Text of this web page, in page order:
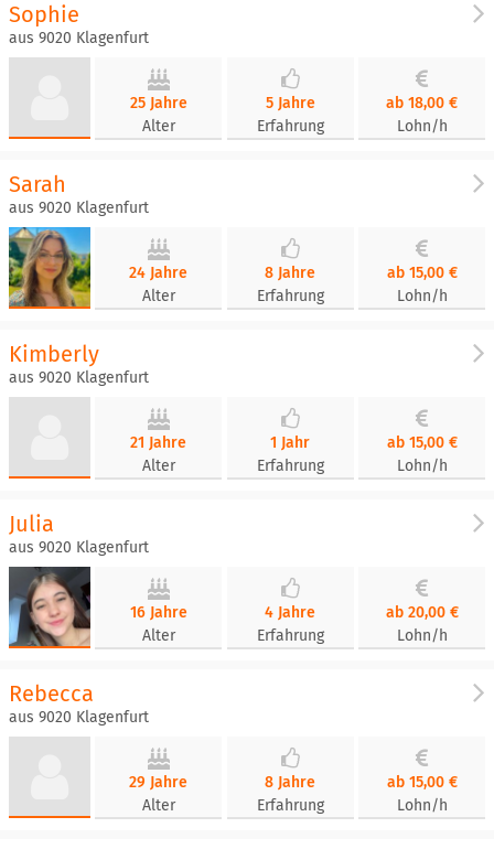
Sophie
aus 9020 Klagenfurt
25 Jahre
Alter
5 Jahre
Erfahrung
ab 18,00 €
Lohn/h
Sarah
aus 9020 Klagenfurt
24 Jahre
Alter
8 Jahre
Erfahrung
ab 15,00 €
Lohn/h
Kimberly
aus 9020 Klagenfurt
21 Jahre
Alter
1 Jahr
Erfahrung
ab 15,00 €
Lohn/h
Julia
aus 9020 Klagenfurt
16 Jahre
Alter
4 Jahre
Erfahrung
ab 20,00 €
Lohn/h
Rebecca
aus 9020 Klagenfurt
29 Jahre
Alter
8 Jahre
Erfahrung
ab 15,00 €
Lohn/h